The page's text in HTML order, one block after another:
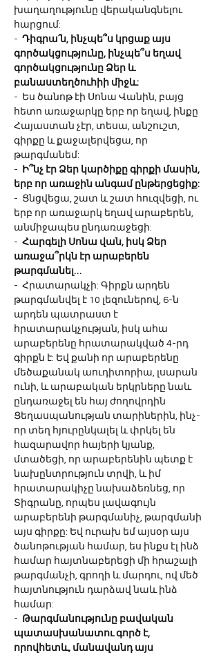
խաղաղությունը վերականգնելու
հարցում:
- Դիգրա՛ն, ինչպե՞ս կրցաք այս
գործակցությունը, ինչպե՞ս եղավ
գործակցությունը Ձեր և
բանաստեղծուհիի միջև:
-  Ես ծանոթ էի Սոնա Վանին, բայց
հետո առաջարկը երբ որ եղավ, ինքը
Հայաստան չէր, տեսա, անշուշտ,
գիրքը և քաջալերվեցա, որ
թարգմանեմ:
-
Ի՞նչ էր Ձեր կարծիքը գիրքի մասին,
երբ որ առաջին անգամ ընթերցեցիք:
-  Ցնցվեցա, շատ և շատ հուզվեցի, ու
երբ որ առաջարկ եղավ արաբերեն,
անմիջապես ընդառաջեցի:
- Հարգելի Սոնա վան, իսկ Ձեր
առաջա՞րկն էր արաբերեն
թարգմանել…
-  Հրատարակչի: Գիրքն արդեն
թարգմանվել է 10 լեզուներով, 6-ն
արդեն պատրաստ է
հրատարակչության, իսկ ահա
արաբերենը հրատարակված 4-րդ
գիրքն է: Եվ քանի որ արաբերենը
մեծաքանակ աուդիտորիա, լսարան
ունի, և արաբական երկրները նաև
ընդառաջել են հայ ժողովրդին
Ցեղասպանության տարիներին, ինչ-
որ տեղ հյուրընկալել և փրկել են
հազարավոր հայերի կյանք,
մտածեցի, որ արաբերենին պետք է
նախընտրություն տրվի, և իմ
հրատարակիչը նախաձեռնեց, որ
Տիգրանը, որպես լավագույն
արաբերենի թարգմանիչ, թարգմանի
այս գիրքը: Եվ ուրախ եմ այսօր այս
ծանոթության համար, ես ինքս էլ ինձ
համար հայտնաբերեցի մի հրաշալի
թարգմանչի, գրողի և մարդու, ով մեծ
հայտնություն դարձավ նաև ինձ
համար:
- Թարգմանությունը բավական
պատասխանատու գործ է,
որովհետև, մանավանդ այս